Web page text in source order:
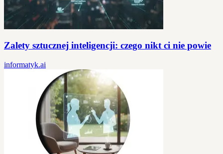
Zalety sztucznej inteligencji: czego nikt ci nie powie
informatyk.ai